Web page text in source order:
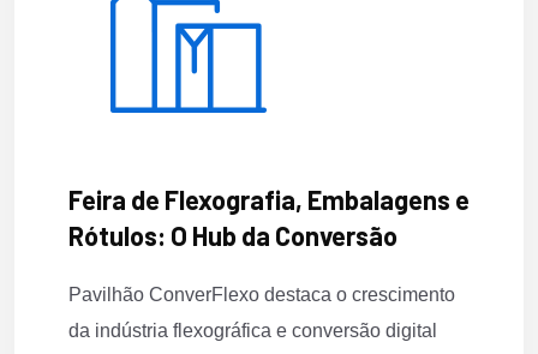
Feira de Flexografia, Embalagens e
Rótulos: O Hub da Conversão
Pavilhão ConverFlexo destaca o crescimento
da indústria flexográfica e conversão digital